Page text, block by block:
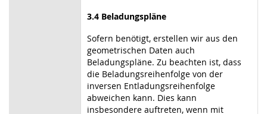
3.4 Beladungspläne
Sofern benötigt, erstellen wir aus den
geometrischen Daten auch
Beladungspläne. Zu beachten ist, dass
die Beladungsreihenfolge von der
inversen Entladungsreihenfolge
abweichen kann. Dies kann
insbesondere auftreten, wenn mit